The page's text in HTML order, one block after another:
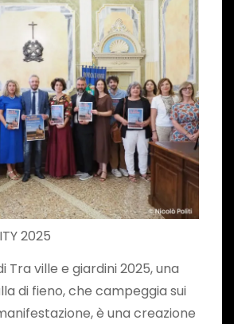
2025
Tra ville e giardini 2025, una
di fieno, che campeggia sui
è una creazione